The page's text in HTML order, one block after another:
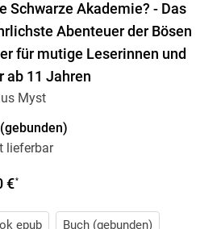
Schwarze Akademie? - Das
Abenteuer der Bösen
für mutige Leserinnen und
ab 11 Jahren
Myst
lieferbar
€*
epub
Buch (gebunden)